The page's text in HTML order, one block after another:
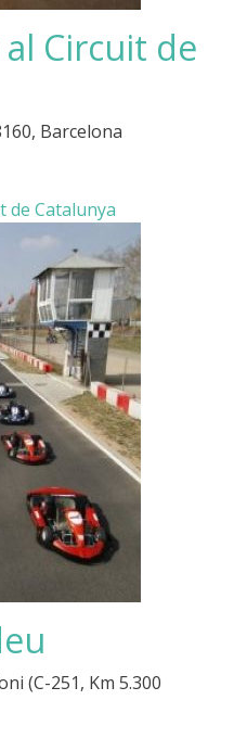
Circuit de
Barcelona
de Catalunya
(C-251, Km 5.300